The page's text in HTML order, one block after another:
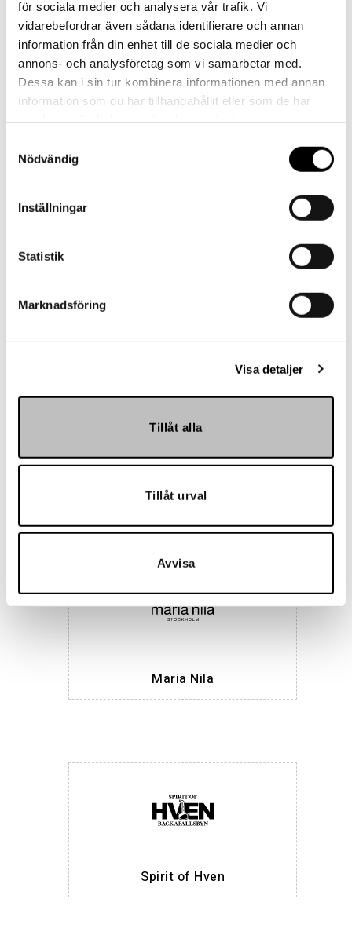
för sociala medier och analysera vår trafik. Vi
vidarebefordrar även sådana identifierare och annan
information från din enhet till de sociala medier och
annons- och analysföretag som vi samarbetar med.
Dessa kan i sin tur kombinera informationen med annan
information som du har tillhandahållit eller som de har
Nödvändig
Inställningar
Statistik
Marknadsföring
Visa detaljer
Tillåt alla
Tillåt urval
Avvisa
16:30
Kontakt
Referenser
Maria Nila
Spirit of Hven